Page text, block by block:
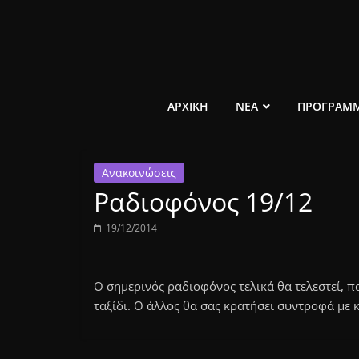
ελεύθερο
κοινωνικό
ραδιόφωνο
1431AM
ΑΡΧΙΚΗ ΝΕΑ
Ανακοινώσεις
Ραδιοφόνος 19/12
19/12/2014
Ο σημερινός ραδιοφόνος τελικά θα τελεστεί,
ταξίδι. Ο άλλος θα σας κρατήσει συντροφά με